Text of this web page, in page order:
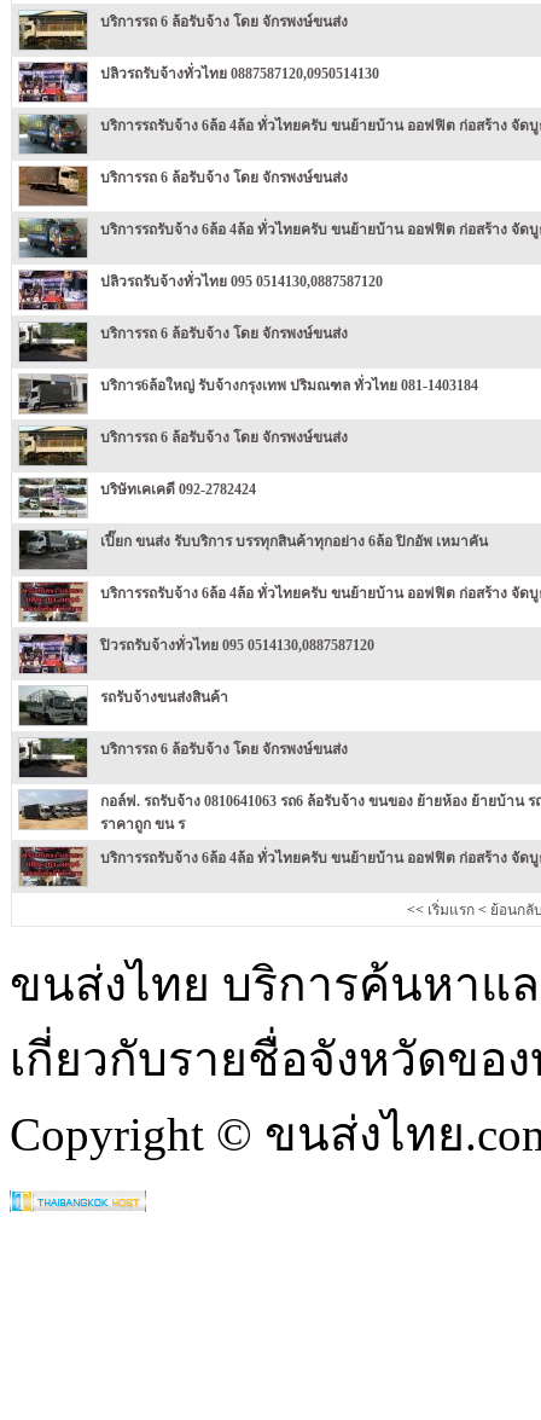
บริการรถ 6 ล้อรับจ้าง โดย จักรพงษ์ขนส่ง
ปลิวรถรับจ้างทั่วไทย 0887587120,0950514130
บริการรถรับจ้าง 6ล้อ 4ล้อ ทั่วไทยครับ ขนย้ายบ้าน ออฟฟิต ก่อสร้าง จัดบู
บริการรถ 6 ล้อรับจ้าง โดย จักรพงษ์ขนส่ง
บริการรถรับจ้าง 6ล้อ 4ล้อ ทั่วไทยครับ ขนย้ายบ้าน ออฟฟิต ก่อสร้าง จัดบู
ปลิวรถรับจ้างทั่วไทย 095 0514130,0887587120
บริการรถ 6 ล้อรับจ้าง โดย จักรพงษ์ขนส่ง
บริการ6ล้อใหญ่ รับจ้างกรุงเทพ ปริมณฑล ทั่วไทย 081-1403184
บริการรถ 6 ล้อรับจ้าง โดย จักรพงษ์ขนส่ง
บริษัทเคเคดี 092-2782424
เปี๊ยก ขนส่ง รับบริการ บรรทุกสินค้าทุกอย่าง 6ล้อ ปิกอัพ เหมาคัน
บริการรถรับจ้าง 6ล้อ 4ล้อ ทั่วไทยครับ ขนย้ายบ้าน ออฟฟิต ก่อสร้าง จัดบู
ปิวรถรับจ้างทั่วไทย 095 0514130,0887587120
รถรับจ้างขนส่งสินค้า
บริการรถ 6 ล้อรับจ้าง โดย จักรพงษ์ขนส่ง
กอล์ฟ. รถรับจ้าง 0810641063 รถ6 ล้อรับจ้าง ขนของ ย้ายห้อง ย้ายบ้าน
ราคาถูก ขน ร
บริการรถรับจ้าง 6ล้อ 4ล้อ ทั่วไทยครับ ขนย้ายบ้าน ออฟฟิต ก่อสร้าง จัดบู
<< เริ่มแรก < ย้อนกลั
ขนส่งไทย บริการค้นหาแ
เกี่ยวกับรายชื่อจังหวัดขอ
Copyright © ขนส่งไทย